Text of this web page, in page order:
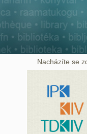
Nacházíte se